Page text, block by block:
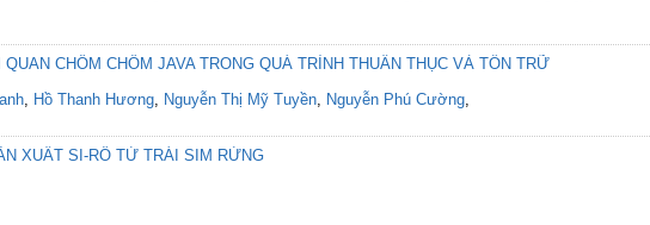
CHÔM CHÔM JAVA TRONG QUÁ TRÌNH THUẦN THỤC VÀ TỒN TRỮ
, Hồ Thanh Hương, Nguyễn Thị Mỹ Tuyền, Nguyễn Phú Cường,
XUẤT SI-RÔ TỪ TRÁI SIM RỪNG